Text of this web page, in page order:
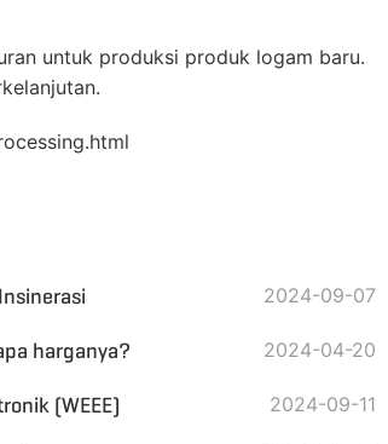
untuk produksi produk logam baru.
2024-09-07
harganya? 2024-04-20
(WEEE) 2024-09-11